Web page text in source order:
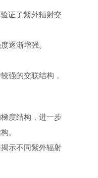
证了紫外辐射交
逐渐增强。
强的交联结构，
度结构，进一步
。
示不同紫外辐射